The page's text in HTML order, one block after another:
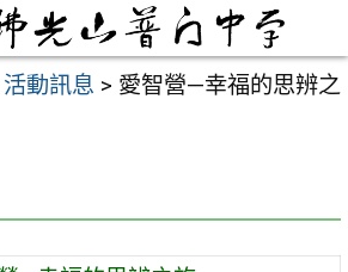
活動訊息 > 愛智營—幸福的思辨之